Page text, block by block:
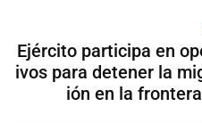
Ejército participa en
ivos para detener la
ión en la